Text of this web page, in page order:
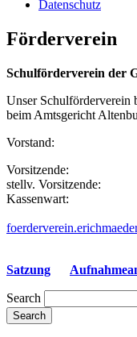
Datenschutz
Förderverein
Schulförderverein der
Unser Schulförderverein
beim Amtsgericht
Vorstand:
Vorsitzende:
stellv. Vorsitzende:
Kassenwart:
Satzung
Search